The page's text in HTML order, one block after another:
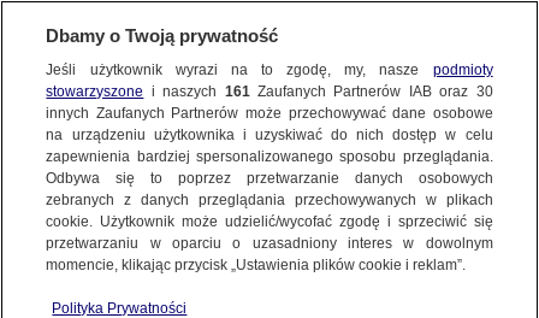
NAJNOWSZE
ZOBACZ FAKTY
FAKTY PO FAKTACH
Dzień dobry!
Jedno konto do wszystkich usług
Dbamy o Twoją prywatność
Jeśli użytkownik wyrazi na to zgodę, my, nasze podmioty
stowarzyszone i naszych 161Zaufanych Partnerów IAB oraz 30
innych Zaufanych Partnerów może przechowywać dane osobowe
na urządzeniu użytkownika i uzyskiwać do nich dostęp w celu
zapewnienia bardziej spersonalizowanego sposobu przeglądania.
Odbywa się to poprzez przetwarzanie danych osobowych
zebranych z danych przeglądania przechowywanych w plikach
cookie. Użytkownik może udzielić/wycofać zgodę i sprzeciwić się
przetwarzaniu w oparciu o uzasadniony interes w dowolnym
momencie, klikając przycisk „Ustawienia plików cookie i reklam”.
Polityka Prywatności